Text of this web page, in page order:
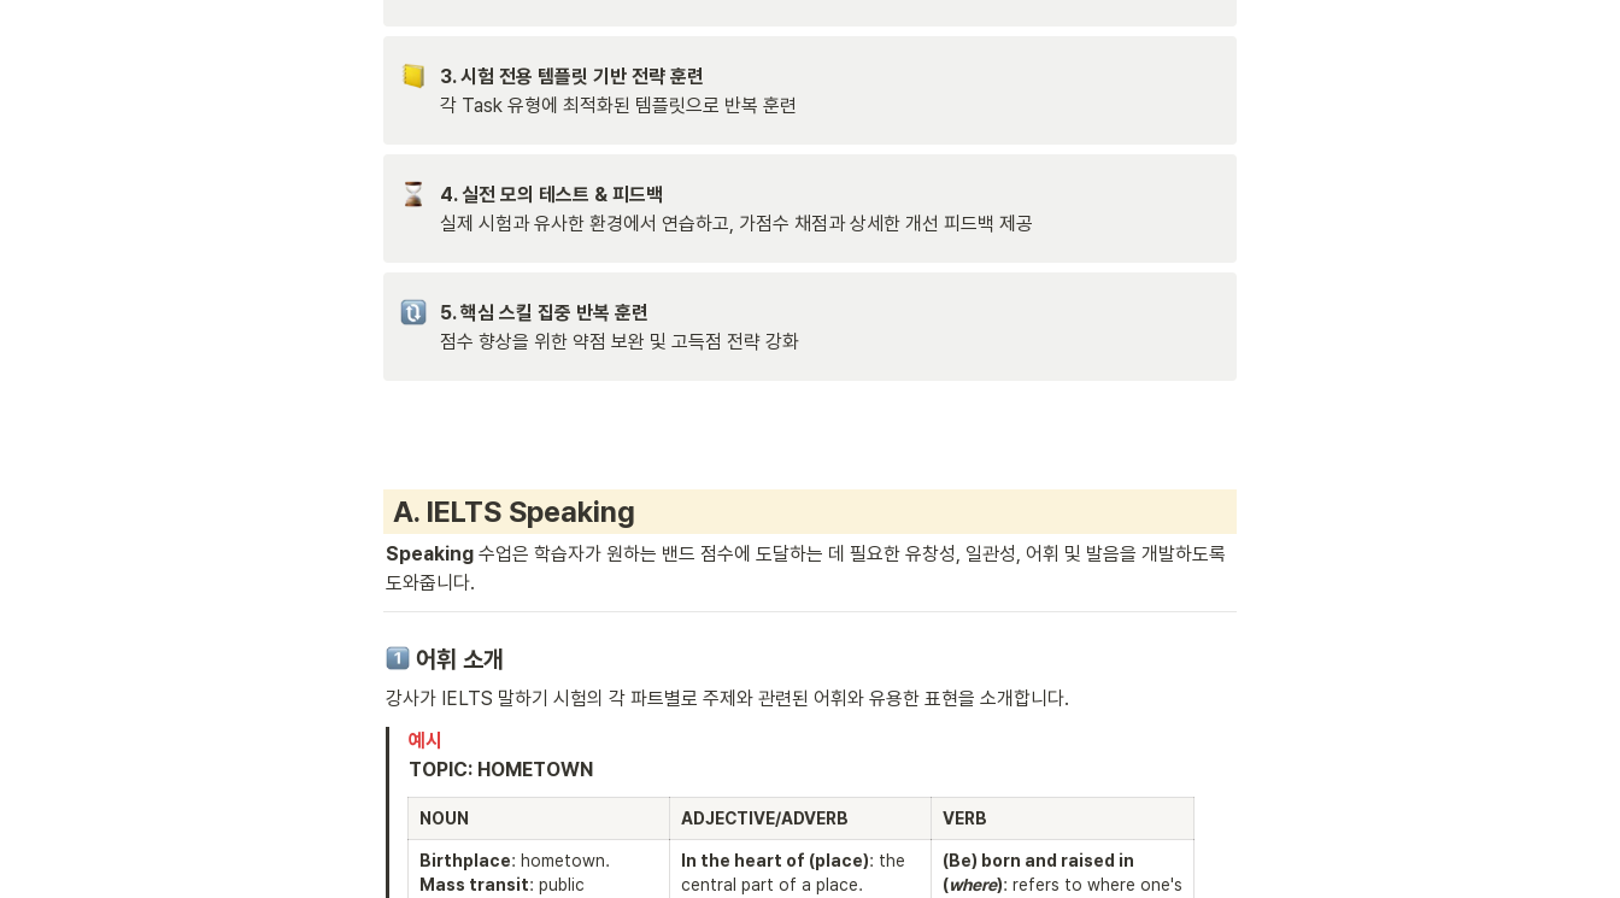
각 Task 유형에 최적화된 템플릿으로 반복 훈련
실제 시험과 유사한 환경에서 연습하고, 가점수 채점과 상세한 개선 피드백 제공
점수 향상을 위한 약점 보완 및 고득점 전략 강화
A. IELTS Speaking
Speaking 수업은 학습자가 원하는 밴드 점수에 도달하는 데 필요한 유창성, 일관성, 어휘 및 발음을 개발하도록
도와줍니다.
어휘 소개
강사가 IELTS 말하기 시험의 각 파트별로 주제와 관련된 어휘와 유용한 표현을 소개합니다.
TOPIC: HOMETOWN
NOUN ADJECTIVE/ADVERB VERB
Birthplace
Mass transit: public
In the heart of (place): the
(Be) born and raised in
(where): refers to where one's